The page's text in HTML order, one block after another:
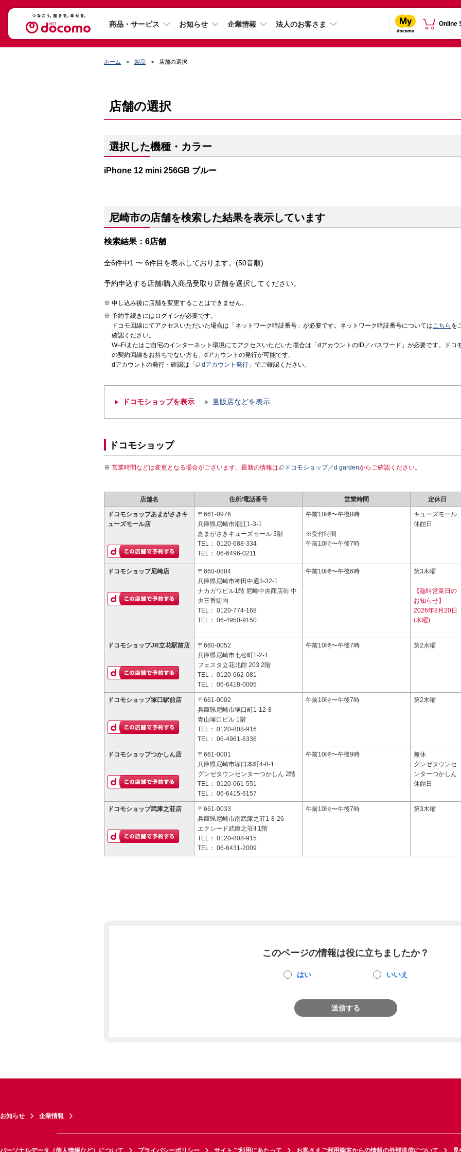
商品・サービス お知らせ 企業情報 法人のお客さま Online
ホーム 製品 店舗の選択
店舗の選択
選択した機種・カラー
iPhone 12 mini 256GB ブルー
尼崎市の店舗を検索した結果を表示しています
検索結果：6店舗
全6件中1 〜 6件目を表示しております。(50音順)
予約申込する店舗/購入商品受取り店舗を選択してください。
申し込み後に店舗を変更することはできません。
予約手続きにはログインが必要です。
ドコモ回線にてアクセスいただいた場合は「ネットワーク暗証番号」が必要です。ネットワーク暗証番号についてはこちら を
確認ください。
Wi-Fiまたはご自宅のインターネット環境にてアクセスいただいた場合は「dアカウントのID／パスワード」が必要です。ドコ
の契約回線をお持ちでない方も、dアカウントの発行が可能です。
dアカウントの発行・確認は「
dアカウント発行 」でご確認ください。
ドコモショップを表示 量販店などを表示
ドコモショップ
営業時間などは変更となる場合がございます。最新の情報は ドコモショップ／d gardenからご確認ください。
店舗名 住所/電話番号 営業時間 定休日
ドコモショップあまがさきキ
ューズモール店
〒661-0976
兵庫県尼崎市潮江1-3-1
あまがさきキューズモール 3階
TEL： 0120-688-334
TEL： 06-6496-0211
午前10時〜午後8時
※受付時間
午前10時〜午後7時
キューズモール
休館日
ドコモショップ尼崎店
〒660-0884
兵庫県尼崎市神田中通3-32-1
ナカガワビル1階 尼崎中央商店街 中
央三番街内
TEL： 0120-774-168
TEL： 06-4950-9150
午前10時〜午後6時 第3木曜
【臨時営業日の
お知らせ】
2026年8月20日
(木曜)
ドコモショップJR立花駅前店
〒660-0052
兵庫県尼崎市七松町1-2-1
フェスタ立花北館 203 2階
TEL： 0120-662-081
TEL： 06-6418-0005
午前10時〜午後7時 第2水曜
ドコモショップ塚口駅前店
〒661-0002
兵庫県尼崎市塚口町1-12-8
青山塚口ビル 1階
TEL： 0120-808-916
TEL： 06-4961-6336
午前10時〜午後7時 第2木曜
ドコモショップつかしん店
〒661-0001
兵庫県尼崎市塚口本町4-8-1
グンゼタウンセンターつかしん 2階
TEL： 0120-061-551
TEL： 06-6415-6157
午前10時〜午後9時
無休
グンゼタウンセ
ンターつかしん
休館日
ドコモショップ武庫之荘店
〒661-0033
兵庫県尼崎市南武庫之荘1-8-26
エクシード武庫之荘II 1階
TEL： 0120-808-915
TEL： 06-6431-2009
午前10時〜午後7時 第3木曜
このページの情報は役に立ちましたか？
はい いいえ
送信する
お知らせ 企業情報
パーソナルデータ（個人情報など）について プライバシーポリシー サイトご利用にあたって お客さまご利用端末からの情報の外部送信について 見